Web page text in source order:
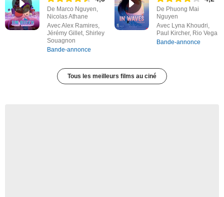
De Marco Nguyen,
Nicolas Athane
Avec Alex Ramires,
Jérémy Gillet, Shirley
Souagnon
Bande-annonce
De Phuong Mai
Nguyen
Avec Lyna Khoudri,
Paul Kircher, Rio Vega
Bande-annonce
Tous les meilleurs films au ciné